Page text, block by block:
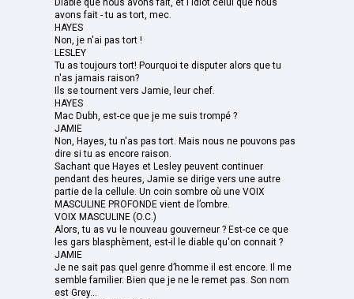
Diable que nous avons fait, et l'idiot celui que nous
avons fait - tu as tort, mec.
HAYES
Non, je n'ai pas tort !
LESLEY
Tu as toujours tort! Pourquoi te disputer alors que tu
n'as jamais raison?
Ils se tournent vers Jamie, leur chef.
HAYES
Mac Dubh, est-ce que je me suis trompé ?
JAMIE
Non, Hayes, tu n'as pas tort. Mais nous ne pouvons pas
dire si tu as encore raison.
Sachant que Hayes et Lesley peuvent continuer
pendant des heures, Jamie se dirige vers une autre
partie de la cellule. Un coin sombre où une VOIX
MASCULINE PROFONDE vient de l’ombre.
VOIX MASCULINE (O.C.)
Alors, tu as vu le nouveau gouverneur ? Est-ce ce que
les gars blasphèment, est-il le diable qu'on connait ?
JAMIE
Je ne sait pas quel genre d’homme il est encore. Il me
semble familier. Bien que je ne le remet pas. Son nom
est Grey...